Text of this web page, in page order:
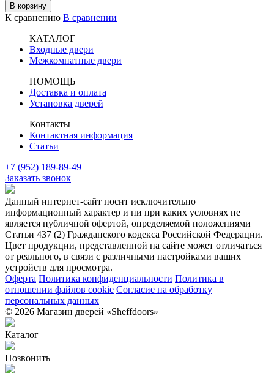
В корзину
К сравнению В сравнении
КАТАЛОГ
Входные двери
Межкомнатные двери
ПОМОЩЬ
Доставка и оплата
Установка дверей
Контакты
Контактная информация
Статьи
+7 (952) 189-89-49
Заказать звонок
Данный интернет-сайт носит исключительно
информационный характер и ни при каких условиях не
является публичной офертой, определяемой положениями
Статьи 437 (2) Гражданского кодекса Российской Федерации.
Цвет продукции, представленной на сайте может отличаться
от реального, в связи с различными настройками ваших
устройств для просмотра.
Оферта Политика конфиденциальности Политика в
отношении файлов cookie Согласие на обработку
персональных данных
© 2026 Магазин дверей «Sheffdoors»
Каталог
Позвонить